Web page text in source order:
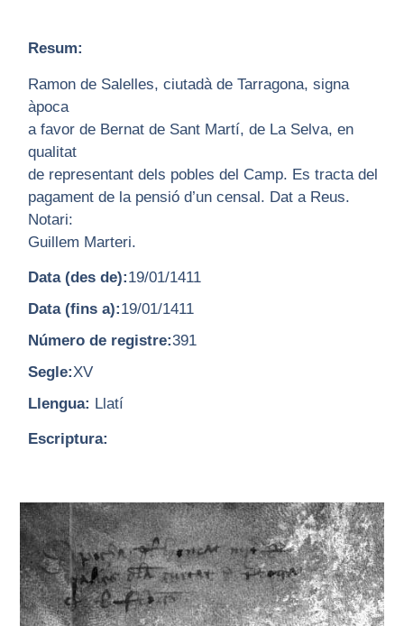
Resum:
Ramon de Salelles, ciutadà de Tarragona, signa
àpoca
a favor de Bernat de Sant Martí, de La Selva, en
qualitat
de representant dels pobles del Camp. Es tracta del
pagament de la pensió d’un censal. Dat a Reus.
Notari:
Guillem Marteri.
Data (des de):19/01/1411
Data (fins a):19/01/1411
Número de registre:391
Segle:XV
Llengua: Llatí
Escriptura: